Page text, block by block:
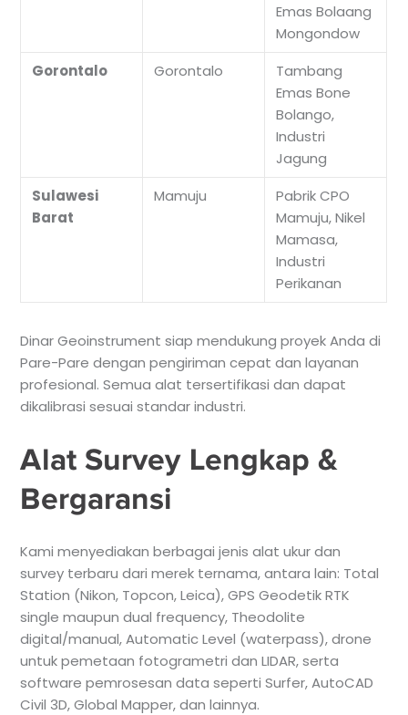
Emas Bolaang
Mongondow
Gorontalo
Gorontalo
Tambang
Emas Bone
Bolango,
Industri
Jagung
Sulawesi
Barat
Mamuju
Pabrik CPO
Mamuju, Nikel
Mamasa,
Industri
Perikanan
Dinar Geoinstrument siap mendukung proyek Anda di
Pare-Pare dengan pengiriman cepat dan layanan
profesional. Semua alat tersertifikasi dan dapat
dikalibrasi sesuai standar industri.
Alat Survey Lengkap &
Bergaransi
Kami menyediakan berbagai jenis alat ukur dan
survey terbaru dari merek ternama, antara lain: Total
Station (Nikon, Topcon, Leica), GPS Geodetik RTK
single maupun dual frequency, Theodolite
digital/manual, Automatic Level (waterpass), drone
untuk pemetaan fotogrametri dan LIDAR, serta
software pemrosesan data seperti Surfer, AutoCAD
Civil 3D, Global Mapper, dan lainnya.